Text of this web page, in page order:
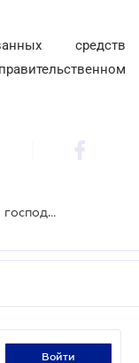
средств
Аграриев на треть лишили обещанной господдержки
войти